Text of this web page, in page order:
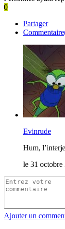
0
Partager
Evinrude
Hum,
le 31 octobre
Ajouter un